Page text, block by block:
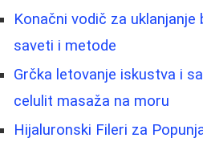
Konačni vodič za uklanjanje
saveti i metode
Grčka letovanje iskustva i
celulit masaža na moru
Hijaluronski Fileri za